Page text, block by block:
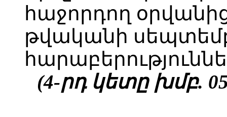
հաջորդող
թվականի
(4-րդ կետը խմբ.